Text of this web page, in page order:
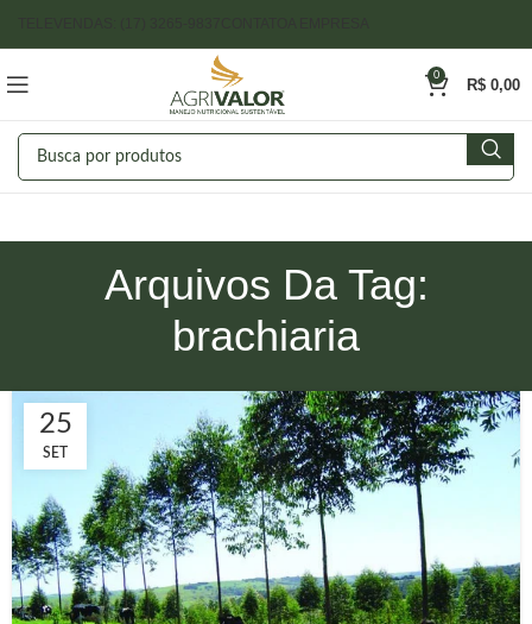
0 R$0,00
Arquivos Da Tag:
brachiaria
25
SET